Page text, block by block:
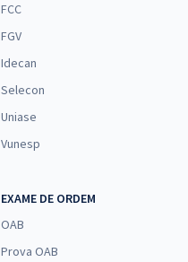
FCC
FGV
Idecan
Selecon
Uniase
Vunesp
EXAME DE ORDEM
OAB
Prova OAB